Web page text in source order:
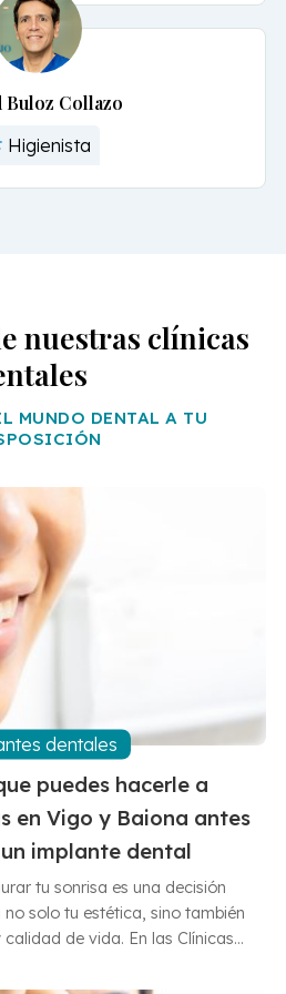
Buloz Collazo
Higienista
nuestras clínicas
MUNDO DENTAL A TU
puedes hacerle a
en Vigo y Baiona antes
implante dental
dentales
tu sonrisa es una decisión
solo tu estética, sino también
de vida. En las Clínicas
antes de iniciar un tratamiento